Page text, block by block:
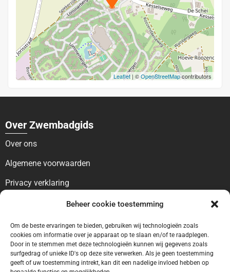
Beheer cookie toestemming
Om de beste ervaringen te bieden, gebruiken wij technologieën zoals
cookies om informatie over je apparaat op te slaan en/of te raadplegen.
Door in te stemmen met deze technologieën kunnen wij gegevens zoals
surfgedrag of unieke ID's op deze site verwerken. Als je geen toestemming
geeft of uw toestemming intrekt, kan dit een nadelige invloed hebben op
Leaflet | ©OpenStreetMapcontributors
Over Zwembadgids
Over ons
Algemene voorwaarden
Privacy verklaring
Voor bezoekers
Blog
Contact
Voor bedrijven